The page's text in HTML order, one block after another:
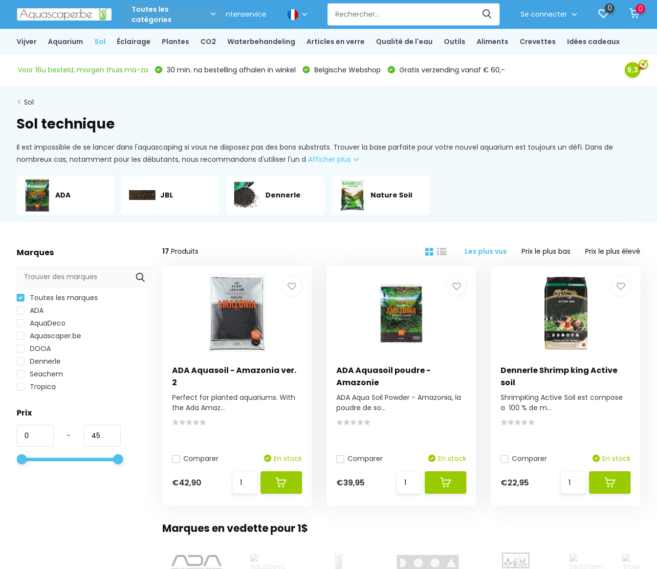
Toutes les
catégories
Klantenservice Se connecter
0 0
Vijver Aquarium Sol Éclairage Plantes CO2 Waterbehandeling Articles en verre Qualité de l'eau Outils Aliments Crevettes Idées cadeaux
Voor 16u besteld, morgen thuis ma-za 30 min. na bestelling afhalen in winkel Belgische Webshop Gratis verzending vanaf € 60,- 9,3
Sol
Sol technique
Il est impossible de se lancer dans l'aquascaping si vous ne disposez pas des bons substrats. Trouver la base parfaite pour votre nouvel aquarium est toujours un défi. Dans de
nombreux cas, notamment pour les débutants, nous recommandons d'utiliser l'un d Afficher plus
ADA JBL Dennerle Nature Soil
Marques
Toutes les marques
ADA
AquaDeco
Aquascaper.be
DOOA
Dennerle
Seachem
Tropica
Prix
-
17 Produits Les plus vus Prix le plus bas Prix le plus élevé
ADA Aquasoil - Amazonia ver.
2
Perfect for planted aquariums. With
the Ada Amaz...
Comparer En stock
€42,90
ADA Aquasoil poudre -
Amazonie
ADA Aqua Soil Powder - Amazonia, la
poudre de so...
Comparer En stock
€39,95
Dennerle Shrimp king Active
soil
ShrimpKing Active Soil est compose
a 100 % de m...
Comparer En stock
€22,95
Marques en vedette pour 1$